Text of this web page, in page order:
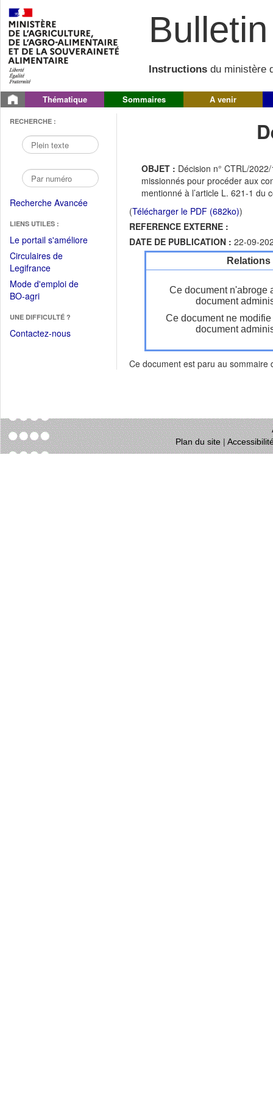
Instructions du ministère
Thématique Sommaires A venir
RECHERCHE :
Recherche Avancée
LIENS UTILES :
Le portail s'améliore(Fichier
Circulaires de
Legifrance(Ouvrir
dans
une
fenêtre)
Mode d'emploi de
BO-agri(Ouvrir
une
nouvelle
UNE DIFFICULTÉ ?
Contactez-nous
OBJET : Décision n° CTRL/
missionnés pour procéder aux
mentionné à l’article L. 621-1 du
(Télécharger le PDF (682ko))
REFERENCE EXTERNE :
DATE DE PUBLICATION : 22-09-
Ce document n'abroge
document
Ce document ne
document
Ce document est paru au sommaire
Plan du site|